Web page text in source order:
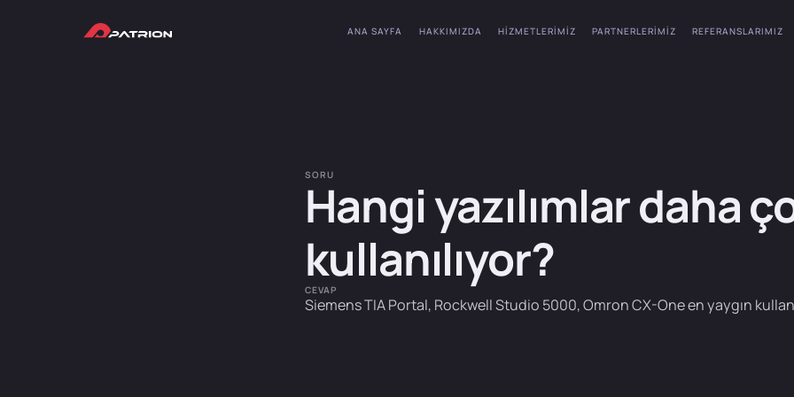
ANA SAYFA HAKKIMIZDA HIZMETLERIMIZ PARTNERLERIMIZ REFERANSLARIMIZ
SORU
Hangi yazılımlar daha
kullanılıyor?
CEVAP
Siemens TIA Portal, Rockwell Studio 5000, Omron CX-One en yaygın